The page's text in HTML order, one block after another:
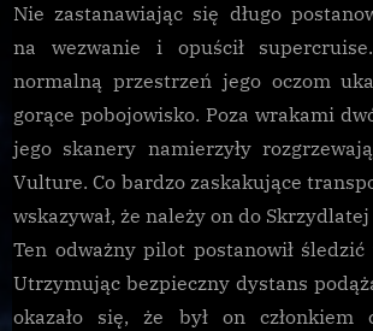
Nie zastanawiając się długo
na wezwanie i opuścił
normalną przestrzeń jego oczom
gorące pobojowisko. Poza wrakami
jego skanery namierzyły
Vulture. Co bardzo zaskakujące
wskazywał, że należy on do
Ten odważny pilot postanowił śledzić
Utrzymując bezpieczny dystans
okazało się, że był on członkiem